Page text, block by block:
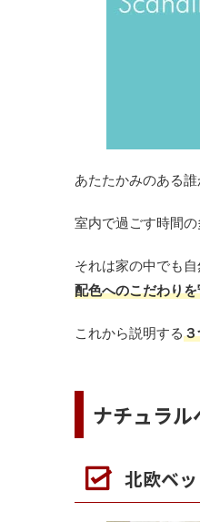
あたたかみのある
室内で過ごす時間
それは家の中でも
配色へのこだわり
これから説明する
ナチュラ
北欧ベ